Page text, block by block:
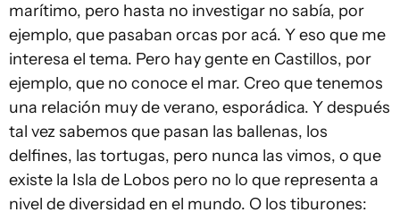
marítimo, pero hasta no investigar no sabía, por
ejemplo, que pasaban orcas por acá. Y eso que me
interesa el tema. Pero hay gente en Castillos, por
ejemplo, que no conoce el mar. Creo que tenemos
una relación muy de verano, esporádica. Y después
tal vez sabemos que pasan las ballenas, los
delfines, las tortugas, pero nunca las vimos, o que
existe la Isla de Lobos pero no lo que representa a
nivel de diversidad en el mundo. O los tiburones: